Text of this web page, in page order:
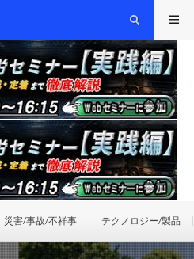
災害/事故/不祥事 テクノロジー/製品